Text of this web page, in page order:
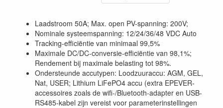
Laadstroom 50A; Max. open PV-spanning: 200V;
Nominale systeemspanning: 12/24/36/48 VDC Auto
Tracking-efficiëntie van minimaal 99,5%
Maximale DC/DC-conversie-efficiëntie van 98,1%;
Rendement bij maximale belasting tot 98%.
Ondersteunde accutypen: Loodzuuraccu: AGM, GEL,
Nat, USER; Lithium LiFePO4 accu (extra EPEVER-
accessoires zoals de wifi-/Bluetooth-adapter en USB-
RS485-kabel zijn vereist voor parameterinstellingen